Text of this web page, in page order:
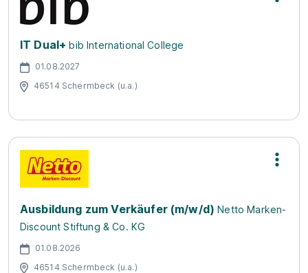
IT Dual+ bib International College
01.08.2027
46514 Schermbeck (u.a.)
Ausbildung zum Verkäufer (m/w/d) Netto Marken-
Discount Stiftung & Co. KG
01.08.2026
46514 Schermbeck (u.a.)